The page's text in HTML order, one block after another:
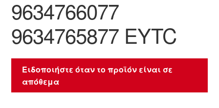
9634766077
9634765877 EYTC
Ειδοποιήστε όταν το προϊόν είναι σε
απόθεμα